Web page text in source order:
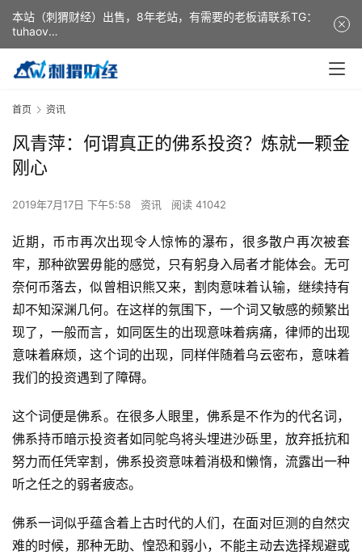
首页 资讯
风青萍：何谓真正的佛系投资？炼就一颗金
刚心
2019年7月17日 下午5:58 资讯 阅读 41042
近期，币市再次出现令人惊怖的瀑布，很多散户再次被套
牢，那种欲罢毋能的感觉，只有躬身入局者才能体会。无可
奈何币落去，似曾相识熊又来，割肉意味着认输，继续持有
却不知深渊几何。在这样的氛围下，一个词又敏感的频繁出
现了，一般而言，如同医生的出现意味着病痛，律师的出现
意味着麻烦，这个词的出现，同样伴随着乌云密布，意味着
我们的投资遇到了障碍。
这个词便是佛系。在很多人眼里，佛系是不作为的代名词，
佛系持币暗示投资者如同鸵鸟将头埋进沙砾里，放弃抵抗和
努力而任凭宰割，佛系投资意味着消极和懒惰，流露出一种
听之任之的弱者疲态。
佛系一词似乎蕴含着上古时代的人们，在面对叵测的自然灾
难的时候，那种无助、惶恐和弱小，不能主动去选择规避或
本站（刺猬财经）出售，8年老站，有需要的老板请联系TG：
tuhaov
This website (ciweicaijing) is for sale. It is a 8-year-old
website. If you need it, please contact TG: tuhaov